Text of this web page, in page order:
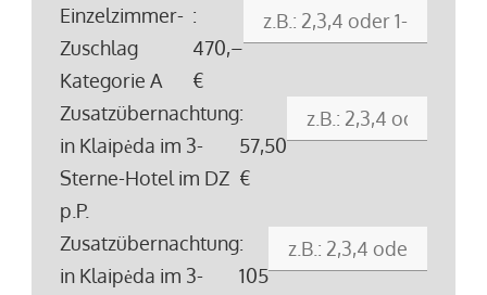
Einzelzimmer-
Zuschlag
Kategorie A
:
470,–
€
Zusatzübernachtung
in Klaipėda im 3-
Sterne-Hotel im DZ
p.P.
:
57,50
€
Zusatzübernachtung
in Klaipėda im 3-
:
105